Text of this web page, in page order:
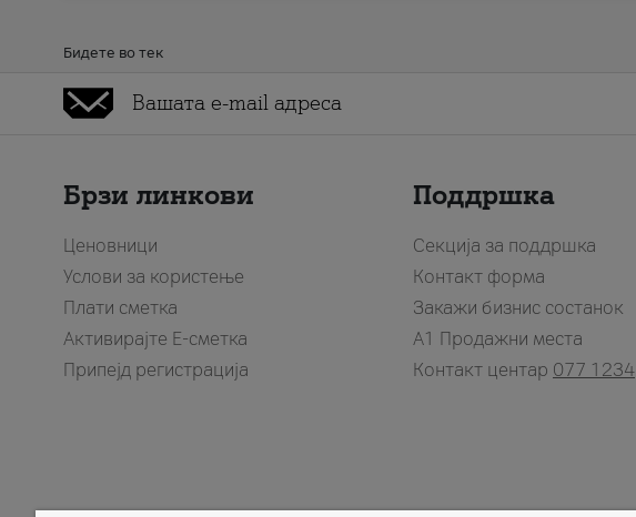
Бидете во тек
Брзи линкови
Ценовници
Услови за користење
Плати сметка
Активирајте Е-сметка
Припејд регистрација
Поддршка
Секција за поддршка
Контакт форма
Закажи бизнис состанок
A1 Продажни места
Контакт центар 077 1234